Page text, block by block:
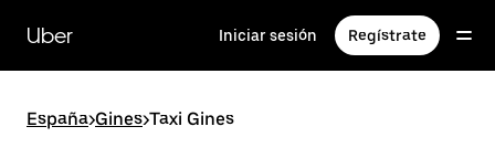
contenido
principal
Uber Iniciar sesión Regístrate
España>Gines>Taxi Gines